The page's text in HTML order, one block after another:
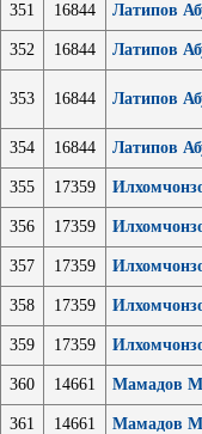
351 16844 Латипов
352 16844 Латипов
353 16844 Латипов
354 16844 Латипов
355 17359
356 17359
357 17359
358 17359
359 17359
360 14661 Мамадов
361 14661 Мамадов